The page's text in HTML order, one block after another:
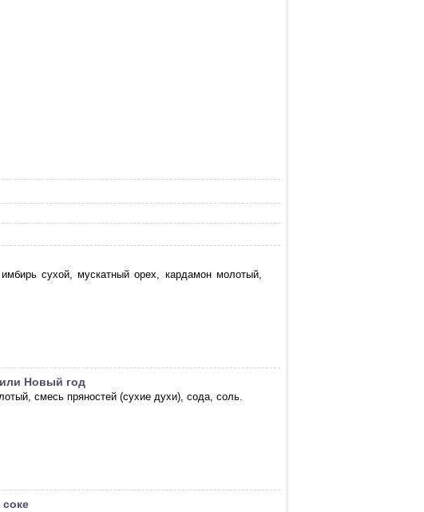
сухой, мускатный орех, кардамон молотый,
Новый год
смесь пряностей (сухие духи), сода, соль.